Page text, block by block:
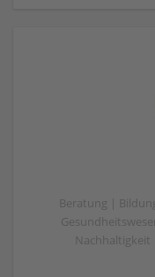
Beratung |